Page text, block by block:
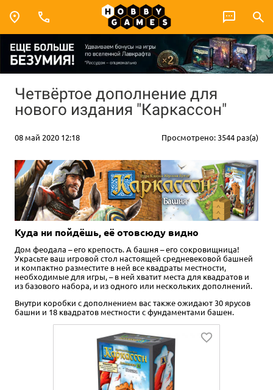
Четвёртое дополнение для
нового издания "Каркассон"
08 май 2020 12:18 Просмотрено: 3544 раз(а)
Куда ни пойдёшь, её отовсюду видно
Дом феодала – его крепость. А башня – его сокровищница!
Украсьте ваш игровой стол настоящей средневековой башней
и компактно разместите в ней все квадраты местности,
необходимые для игры, – в ней хватит места для квадратов и
из базового набора, и из одного или нескольких дополнений.
Внутри коробки с дополнением вас также ожидают 30 ярусов
башни и 18 квадратов местности с фундаментами башен.